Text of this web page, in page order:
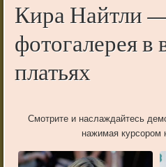
Кира Найтли
фотогалерея в
платьях
Смотрите и наслаждайтесь
нажимая курсором